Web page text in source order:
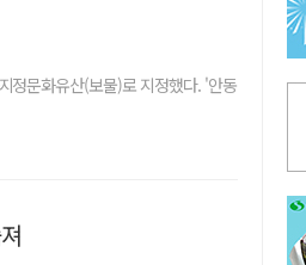
정문화유산(보물)로 지정했다. '안동